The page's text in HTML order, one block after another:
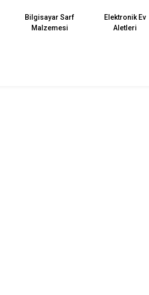
Bilgisayar Sarf
Malzemesi
Elektronik Ev
Aletleri